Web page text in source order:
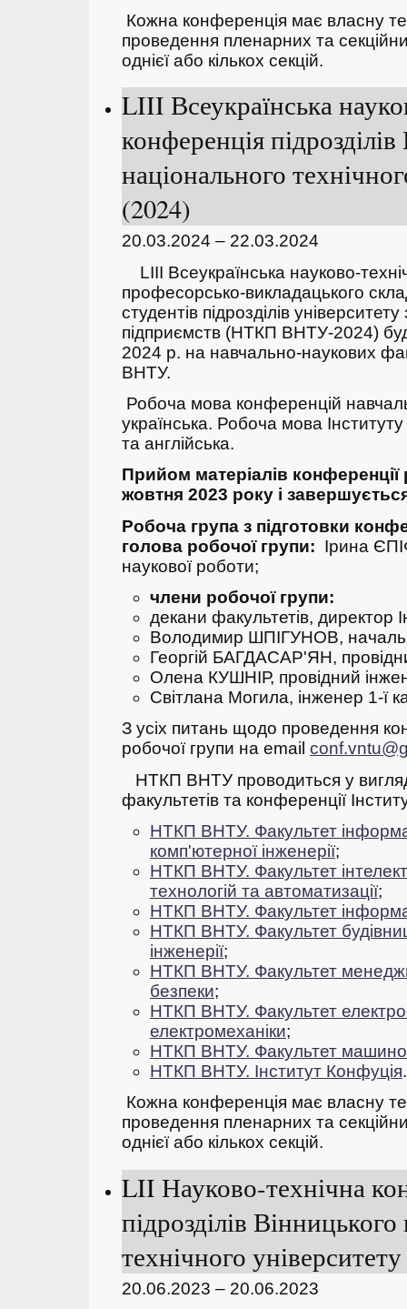
Кожна конференція має власну
проведення пленарних та
однієї або кількох секцій.
LIII Всеукраїнська
конференція
національного
(2024)
20.03.2024 – 22.03.2024
LIII Всеукраїнська науково-
професорсько-викладацького
студентів підрозділів
підприємств (НТКП ВНТУ-2024)
2024 р. на навчально-наукових
ВНТУ.
Робоча мова конференцій
українська. Робоча мова
та англійська.
Прийом матеріалів конференції
жовтня 2023 року і
Робоча група з підготовки
голова робочої групи: Ірина
наукової роботи;
члени робочої групи:
декани факультетів,
Володимир ШПІГУНОВ,
Георгій БАГДАСАР'ЯН,
Олена КУШНІР, провідний
Світлана Могила, інженер 1-ї
З усіх питань щодо проведення
робочої групи на email
НТКП ВНТУ проводиться у
факультетів та конференції
НТКП ВНТУ. Факультет
комп'ютерної інженерії;
НТКП ВНТУ. Факультет
технологій та автоматизації;
НТКП ВНТУ. Факультет
НТКП ВНТУ. Факультет
інженерії;
НТКП ВНТУ. Факультет
безпеки;
НТКП ВНТУ. Факультет
електромеханіки;
НТКП ВНТУ. Факультет
НТКП ВНТУ. Інститут Конфуція.
Кожна конференція має власну
проведення пленарних та
однієї або кількох секцій.
LII Науково-технічна
підрозділів
технічного
20.06.2023 – 20.06.2023